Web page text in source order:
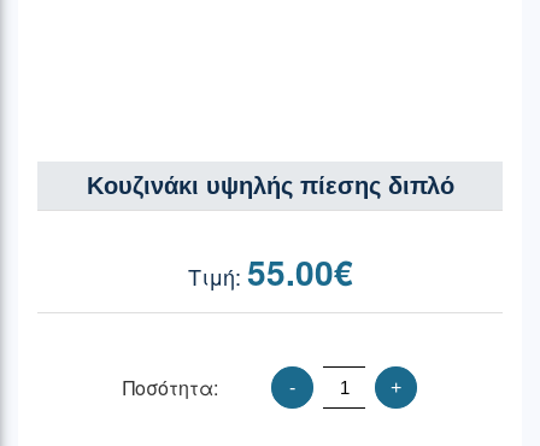
Κουζινάκι υψηλής πίεσης διπλό
55.00€
Ποσότητα: - +